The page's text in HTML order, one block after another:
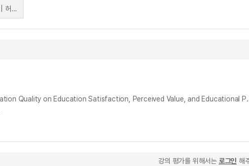
서울신학대학교 | 허강성
예술경영학 교육품질이 교육만족도, 지각된 가치, 교육성과에 미
강의 평가를 위해서는 로그인 해